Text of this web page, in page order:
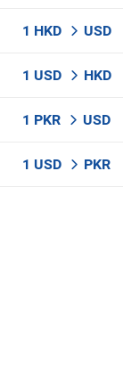
1 HKD USD
1 USD HKD
1 PKR USD
1 USD PKR